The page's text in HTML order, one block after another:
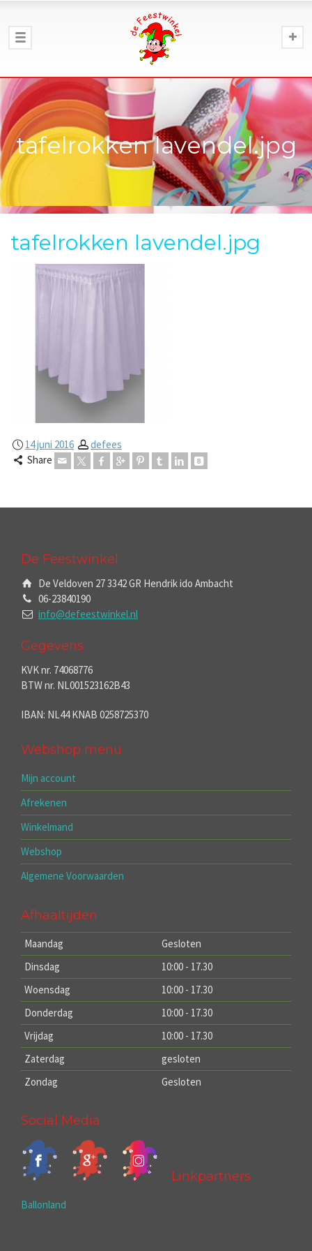
tafelrokken lavendel.jpg
tafelrokken lavendel.jpg
14 juni 2016
defees
Share
De Feestwinkel
De Veldoven 27 3342 GR Hendrik ido Ambacht
06-23840190
info@defeestwinkel.nl
Gegevens
KVK nr. 74068776
BTW nr. NL001523162B43
IBAN: NL44 KNAB 0258725370
Webshop menu
Mijn account
Afrekenen
Winkelmand
Webshop
Algemene Voorwaarden
Afhaaltijden
Maandag
Gesloten
Dinsdag
10:00 - 17.30
Woensdag
10:00 - 17.30
Donderdag
10:00 - 17.30
Vrijdag
10:00 - 17.30
Zaterdag
gesloten
Zondag
Gesloten
Social Media
Linkpartners
Ballonland